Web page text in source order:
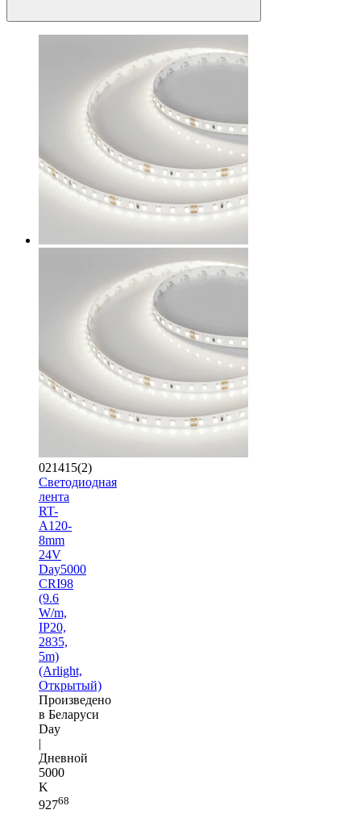
021415(2)
Светодиодная
лента
RT-
A120-
8mm
24V
Day5000
CRI98
(9.6
W/m,
IP20,
2835,
5m)
(Arlight,
Открытый)
Произведено
в Беларуси
Day
|
Дневной
5000
K
92768